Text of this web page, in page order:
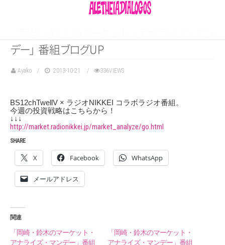
デー」 番組 ブログUP
Ayako 2013-10-21 336VIEWS
BS12chTwellV × ラジオNIKKEI コラボラジオ番組。
今週の投資戦略はこちらから！
↓↓↓
http://market.radionikkei.jp/market_analyze/go.html
SHARE
X Facebook WhatsApp
メールアドレス
関連
「岡崎・鈴木のマーケット・
アナライズ・マンデー」番組
「岡崎・鈴木のマーケット・
アナライズ・マンデー」番組